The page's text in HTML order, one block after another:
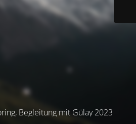
Begleitung mit Gülay 2023